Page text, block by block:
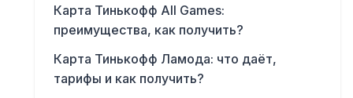
Карта Тинькофф All Games:
преимущества, как получить?
Карта Тинькофф Ламода: что даёт,
тарифы и как получить?